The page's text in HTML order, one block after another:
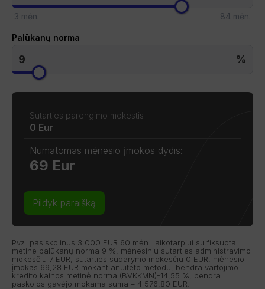
3 mėn. 84 mėn.
Palūkanų norma
%
Sutarties parengimo mokestis
0 Eur
Numatomas mėnesio įmokos dydis:
69 Eur
Pildyk paraišką
Pvz: pasiskolinus 3 000 EUR 60 mėn. laikotarpiui su fiksuota
metine palūkanų norma 9 %, mėnesiniu sutarties administravimo
mokesčiu 7 EUR, sutarties sudarymo mokesčiu 0 EUR, mėnesio
įmokas 69,28 EUR mokant anuiteto metodu, bendra vartojimo
kredito kainos metinė norma (BVKKMN)-14,55 %, bendra
paskolos gavėjo mokama suma – 4 576,80 EUR.